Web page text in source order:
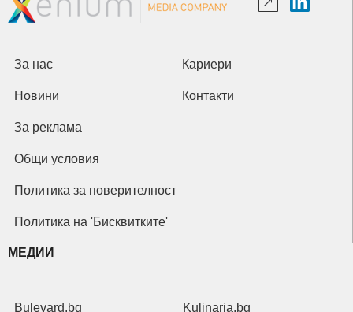
За нас Кариери
Новини Контакти
За реклама
Общи условия
Политика за поверителност
Политика на 'Бисквитките'
МЕДИИ
Bulevard.bg Kulinaria.bg